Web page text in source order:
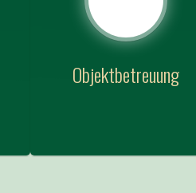
Objektbetreuung